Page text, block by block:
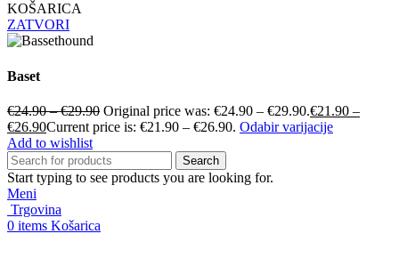
KOŠARICA
ZATVORI
Baset
€24.90–€29.90 Original price was: €24.90 – €29.90.€21.90 –
€26.90Current price is: €21.90 – €26.90. Odabir varijacije
Add to wishlist
Search
Start typing to see products you are looking for.
Meni
Trgovina
0 items Košarica